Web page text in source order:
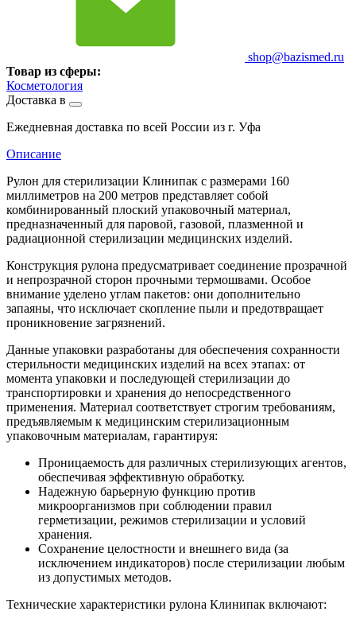
shop@bazismed.ru
Товар из сферы:
Косметология
Доставка в
Ежедневная доставка по всей России из г. Уфа
Описание
Рулон для стерилизации Клинипак с размерами 160
миллиметров на 200 метров представляет собой
комбинированный плоский упаковочный материал,
предназначенный для паровой, газовой, плазменной и
радиационной стерилизации медицинских изделий.
Конструкция рулона предусматривает соединение прозрачной
и непрозрачной сторон прочными термошвами. Особое
внимание уделено углам пакетов: они дополнительно
запаяны, что исключает скопление пыли и предотвращает
проникновение загрязнений.
Данные упаковки разработаны для обеспечения сохранности
стерильности медицинских изделий на всех этапах: от
момента упаковки и последующей стерилизации до
транспортировки и хранения до непосредственного
применения. Материал соответствует строгим требованиям,
предъявляемым к медицинским стерилизационным
упаковочным материалам, гарантируя:
Проницаемость для различных стерилизующих агентов,
обеспечивая эффективную обработку.
Надежную барьерную функцию против
микроорганизмов при соблюдении правил
герметизации, режимов стерилизации и условий
хранения.
Сохранение целостности и внешнего вида (за
исключением индикаторов) после стерилизации любым
из допустимых методов.
Технические характеристики рулона Клинипак включают: